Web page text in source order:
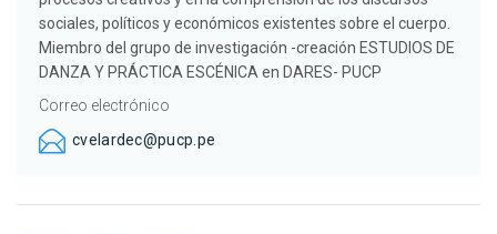
sociales, políticos y económicos existentes sobre el cuerpo.
Miembro del grupo de investigación -creación ESTUDIOS DE
DANZA Y PRÁCTICA ESCÉNICA en DARES- PUCP
Correo electrónico
cvelardec@pucp.pe